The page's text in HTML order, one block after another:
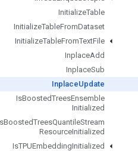
InitializeTable
InitializeTableFromDataset
InitializeTableFromTextFile
InplaceAdd
InplaceSub
InplaceUpdate
IsBoostedTreesEnsemble
Initialized
BoostedTreesQuantileStream
ResourceInitialized
IsTPUEmbeddingInitialized